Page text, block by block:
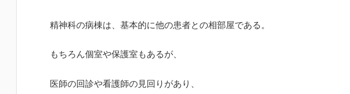
精神科の病棟は、基本的に他の患者との相部屋である。
もちろん個室や保護室もあるが、
医師の回診や看護師の見回りがあり、